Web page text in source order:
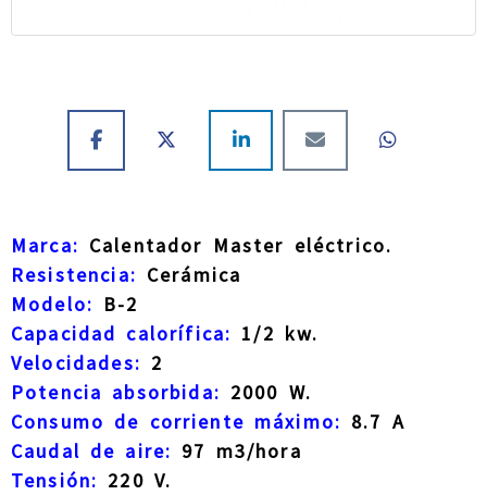
Marca: Calentador Master eléctrico.
Resistencia: Cerámica
Modelo: B-2
Capacidad calorífica: 1/2 kw.
Velocidades: 2
Potencia absorbida: 2000 W.
Consumo de corriente máximo: 8.7 A
Caudal de aire: 97 m3/hora
Tensión: 220 V.